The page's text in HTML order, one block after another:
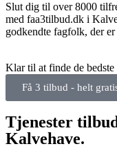
Slut dig til over 8000
med faa3tilbud.dk i
godkendte fagfolk, der
Klar til at finde de
Få 3 tilbud - helt
Tjenester
Kalvehave.